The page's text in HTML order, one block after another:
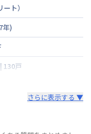
ト）
年)
| 130戸
さらに表示する ▼